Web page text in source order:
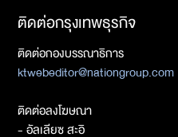
ติดต่อกรุงเทพธุรกิจ
ติดต่อกองบรรณาธิการ
ktwebeditor@nationgroup.com
ติดต่อลงโฆษณา
- อัลเลียซ สะอิ